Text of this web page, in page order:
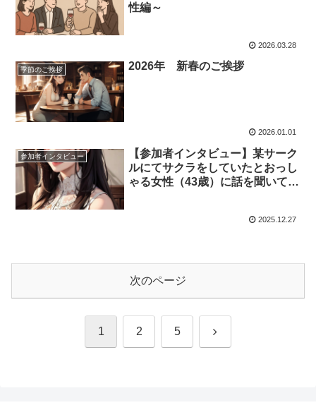
性編～
2026.03.28
季節のご挨拶 2026年 新春のご挨拶
2026.01.01
参加者インタビュー
【参加者インタビュー】某サーク
ルにてサクラをしていたとおっし
ゃる女性（43歳）に話を聞いてみ
2025.12.27
次のページ
1 2 5 次